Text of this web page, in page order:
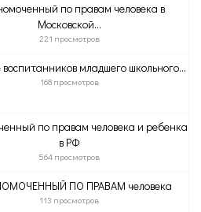
по правам человека в
Московской...
221 просмотров
младшего школьного...
168 просмотров
по правам человека и ребенка
в РФ
564 просмотров
ПО ПРАВАМ человека
113 просмотров